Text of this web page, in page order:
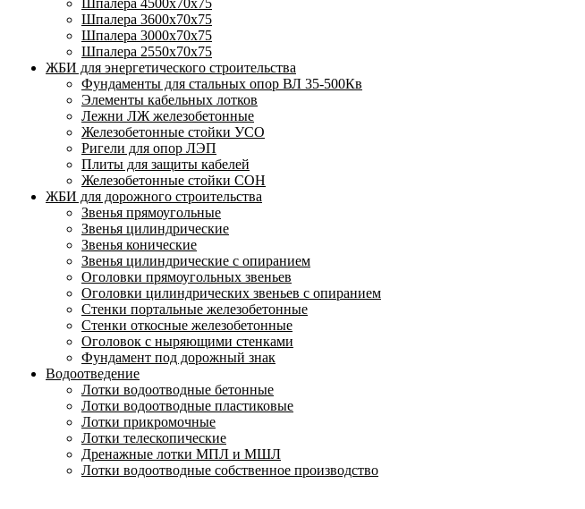
Шпалера 4500х70х75
Шпалера 3600х70х75
Шпалера 3000х70х75
Шпалера 2550х70х75
ЖБИ для энергетического строительства
Фундаменты для стальных опор ВЛ 35-500Кв
Элементы кабельных лотков
Лежни ЛЖ железобетонные
Железобетонные стойки УСО
Ригели для опор ЛЭП
Плиты для защиты кабелей
Железобетонные стойки СОН
ЖБИ для дорожного строительства
Звенья прямоугольные
Звенья цилиндрические
Звенья конические
Звенья цилиндрические с опиранием
Оголовки прямоугольных звеньев
Оголовки цилиндрических звеньев с опиранием
Стенки портальные железобетонные
Стенки откосные железобетонные
Оголовок с ныряющими стенками
Фундамент под дорожный знак
Водоотведение
Лотки водоотводные бетонные
Лотки водоотводные пластиковые
Лотки прикромочные
Лотки телескопические
Дренажные лотки МПЛ и МШЛ
Лотки водоотводные собственное производство